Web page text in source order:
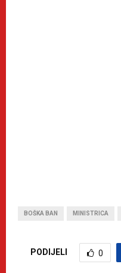
BOŠKA BAN MINISTRICA
PODIJELI 0